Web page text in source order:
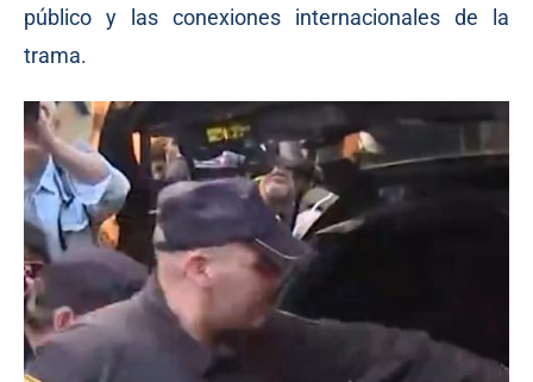
público y las conexiones internacionales de la
trama.